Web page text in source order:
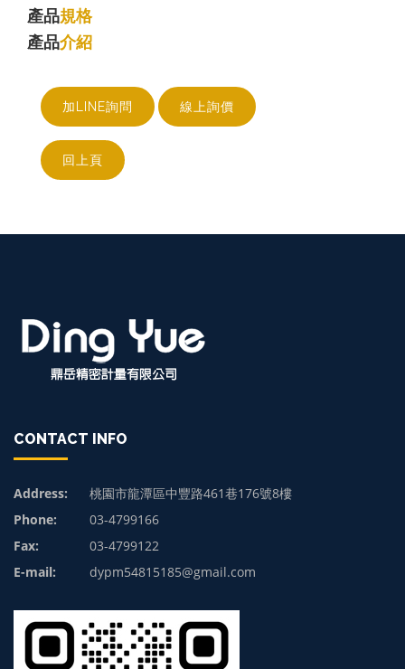
產品規格
產品介紹
加LINE詢問 線上詢價
回上頁
CONTACT INFO
Address:
桃園市龍潭區中豐路461巷176號8樓
Phone:
03-4799166
Fax:
03-4799122
E-mail:
dypm54815185@gmail.com